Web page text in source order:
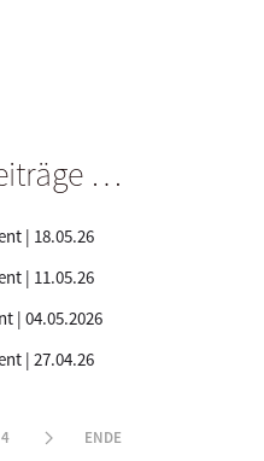
…
| 18.05.26
| 11.05.26
| 04.05.2026
| 27.04.26
4 ENDE